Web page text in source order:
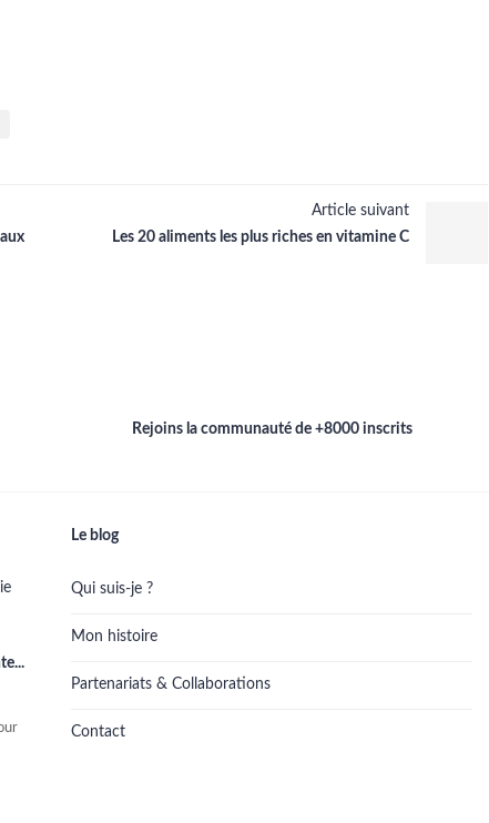
Article suivant
Les 20 aliments les plus riches en vitamine C
Rejoins la communauté de +8000 inscrits
Le blog
Qui suis-je ?
Mon histoire
Partenariats & Collaborations
Contact